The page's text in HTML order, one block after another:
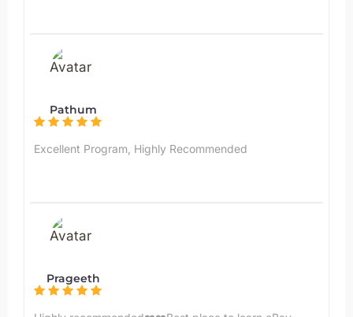
Pathum
Excellent Program, Highly Recommended
Prageeth